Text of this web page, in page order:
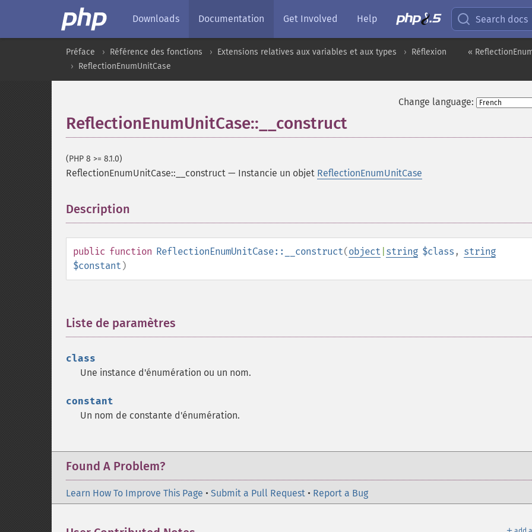
Downloads Documentation Get Involved Help Search docs
«
Préface Référence des fonctions Extensions relatives aux variables et aux types
Réflexion
ReflectionEnumUnitCase
Change language:
ReflectionEnumUnitCase::__construct
(PHP 8 >= 8.1.0)
ReflectionEnumUnitCase::__construct — Instancie un objet ReflectionEnumUnitCase
Description
public function ReflectionEnumUnitCase::__construct(object string $class , string
$constant )
Liste de paramètres
class
Une instance d'énumération ou un nom.
constant
Un nom de constante d'énumération.
Found A Problem?
Learn How To Improve This Page • Submit a Pull Request • Report a Bug